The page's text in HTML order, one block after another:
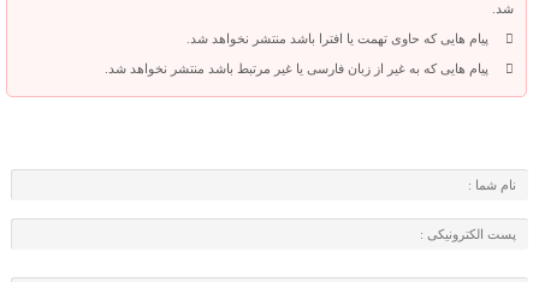
شد.
پیام هایی که حاوی تهمت یا افترا باشد منتشر نخواهد شد.
پیام هایی که به غیر از زبان فارسی یا غیر مرتبط باشد منتشر نخواهد شد.